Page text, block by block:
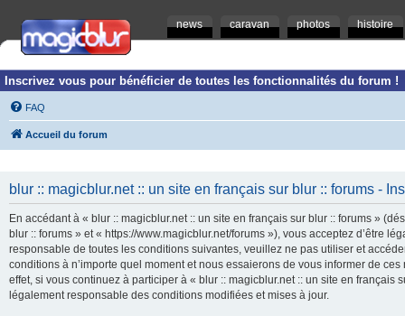
news caravan photos histoire
Inscrivez vous pour bénéficier de toutes les fonctionnalités du forum !
FAQ
Accueil du forum
blur :: magicblur.net :: un site en français sur blur :: forums -
En accédant à « blur :: magicblur.net :: un site en français sur blur :: forums »
blur :: forums » et « https://www.magicblur.net/forums »), vous acceptez d’être
responsable de toutes les conditions suivantes, veuillez ne pas utiliser et
conditions à n’importe quel moment et nous essaierons de vous informer de
effet, si vous continuez à participer à « blur :: magicblur.net :: un site en
légalement responsable des conditions modifiées et mises à jour.